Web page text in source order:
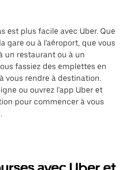
est plus facile avec Uber. Que
gare ou à l'aéroport, que vous
un restaurant ou à un
fassiez des emplettes en
vous rendre à destination.
ou ouvrez l'app Uber et
pour commencer à vous